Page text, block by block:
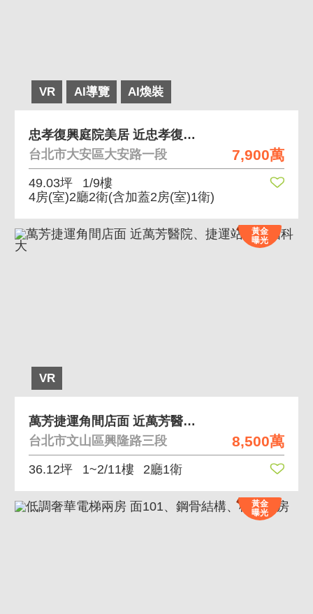
VR AI導覽 AI煥裝
7,900萬
忠孝復興庭院美居 近忠孝復興站
台北市大安區大安路一段
49.03坪
1/9樓
4房(室)2廳2衛(含加蓋2房(室)1衛)
VR
黃金
曝光
8,500萬
萬芳捷運角間店面 近萬芳醫院、捷運站、中國科大
台北市文山區興隆路三段
36.12坪 1~2/11樓 2廳1衛
黃金
曝光